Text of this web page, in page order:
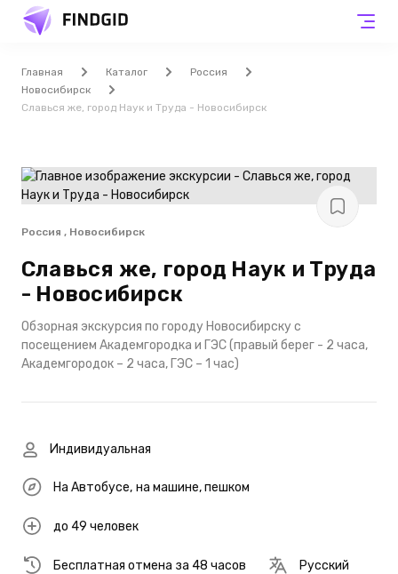
Главная Каталог
Россия
Новосибирск
Славься же, город Наук и Труда - Новосибирск
Россия , Новосибирск
Славься же, город Наук и Труда
- Новосибирск
Обзорная экскурсия по городу Новосибирску с
посещением Академгородка и ГЭС (правый берег - 2 часа,
Академгородок – 2 часа, ГЭС – 1 час)
Индивидуальная
На Автобусе, на машине, пешком
до 49 человек
Бесплатная отмена за 48 часов Русский